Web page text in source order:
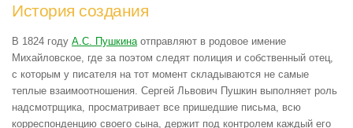
История создания
В 1824 году А.С. Пушкина отправляют в родовое имение
Михайловское, где за поэтом следят полиция и собственный отец,
с которым у писателя на тот момент складываются не самые
теплые взаимоотношения. Сергей Львович Пушкин выполняет роль
надсмотрщика, просматривает все пришедшие письма, всю
корреспонденцию своего сына, держит под контролем каждый его